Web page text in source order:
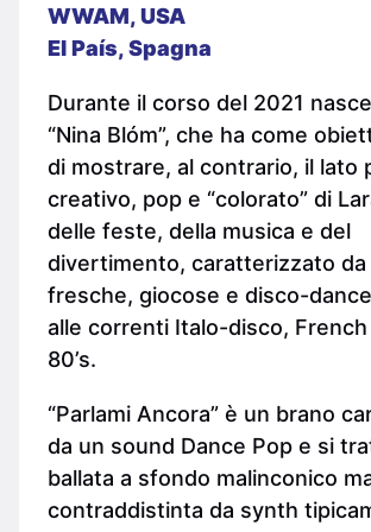
WWAM, USA
El País, Spagna
Durante il corso del 2021
“Nina Blóm”, che ha come
di mostrare, al contrario, il lato
creativo, pop e “colorato” di
delle feste, della musica e del
divertimento, caratterizzato da
fresche, giocose e disco-
alle correnti Italo-disco,
80’s.
“Parlami Ancora” è un brano
da un sound Dance Pop e si
ballata a sfondo malinconico
contraddistinta da synth